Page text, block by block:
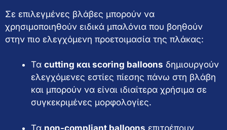
Σε επιλεγμένες βλάβες μπορούν να
χρησιμοποιηθούν ειδικά μπαλόνια που βοηθούν
στην πιο ελεγχόμενη προετοιμασία της πλάκας:
Τα cutting και scoring balloons δημιουργούν
ελεγχόμενες εστίες πίεσης πάνω στη βλάβη
και μπορούν να είναι ιδιαίτερα χρήσιμα σε
συγκεκριμένες μορφολογίες.
Τα non-compliant balloons επιτρέπουν